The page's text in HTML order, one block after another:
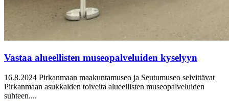
Vastaa alueellisten museopalveluiden kyselyyn
16.8.2024 Pirkanmaan maakuntamuseo ja Seutumuseo selvittävat
Pirkanmaan asukkaiden toiveita alueellisten museopalveluiden
suhteen....